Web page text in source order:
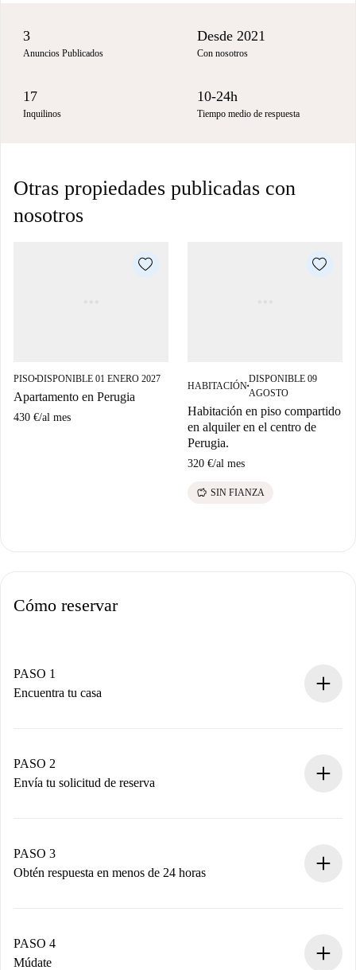
3
Anuncios Publicados
Desde 2021
Con nosotros
17
Inquilinos
10-24h
Tiempo medio de respuesta
Otras propiedades publicadas con
nosotros
PISO■DISPONIBLE 01 ENERO 2027
Apartamento en Perugia
430 €/al mes
HABITACIÓN■
DISPONIBLE 09
AGOSTO
Habitación en piso compartido
en alquiler en el centro de
Perugia.
320 €/al mes
savings SIN FIANZA
Cómo reservar
PASO 1
Encuentra tu casa
Tienes toda la información necesaria por adelantado.
PASO 2
Envía tu solicitud de reserva
propietario acepte.
PASO 3
Obtén respuesta en menos de 24 horas
contacto con el propietario.
Si es rechazada: No te haremos ningún cargo y te
PASO 4
Múdate